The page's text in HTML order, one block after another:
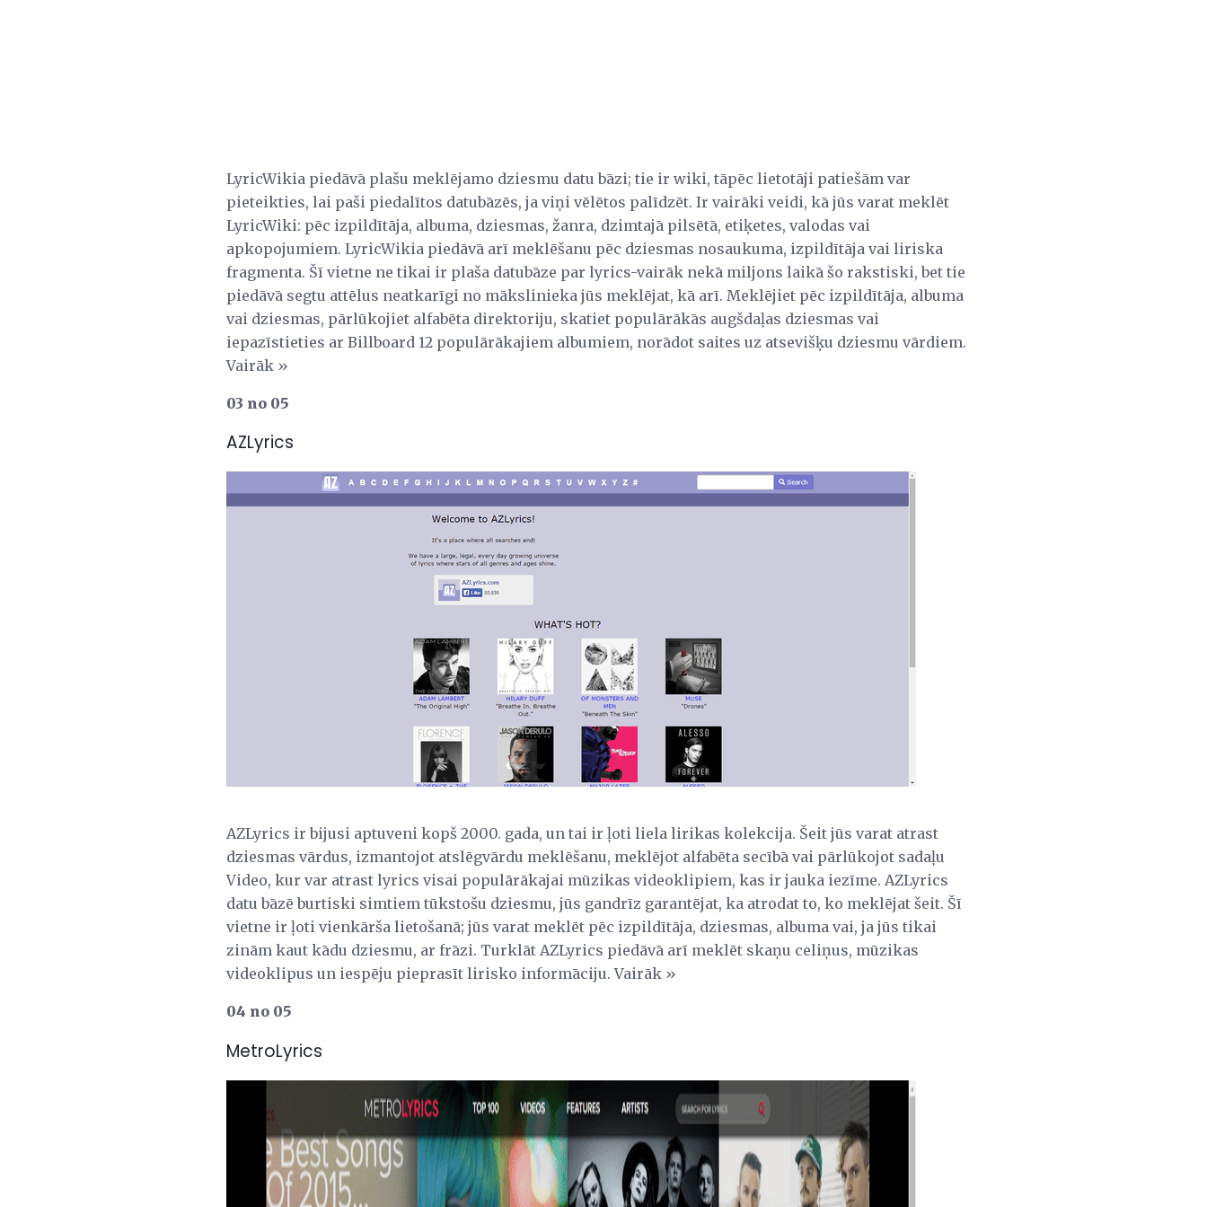
LyricWikia piedāvā plašu meklējamo dziesmu datu bāzi; tie ir wiki, tāpēc lietotāji patiešām var
pieteikties, lai paši piedalītos datubāzēs, ja viņi vēlētos palīdzēt. Ir vairāki veidi, kā jūs varat meklēt
LyricWiki: pēc izpildītāja, albuma, dziesmas, žanra, dzimtajā pilsētā, etiķetes, valodas vai
apkopojumiem. LyricWikia piedāvā arī meklēšanu pēc dziesmas nosaukuma, izpildītāja vai liriska
fragmenta. Šī vietne ne tikai ir plaša datubāze par lyrics-vairāk nekā miljons laikā šo rakstiski, bet tie
piedāvā segtu attēlus neatkarīgi no mākslinieka jūs meklējat, kā arī. Meklējiet pēc izpildītāja, albuma
vai dziesmas, pārlūkojiet alfabēta direktoriju, skatiet populārākās augšdaļas dziesmas vai
iepazīstieties ar Billboard 12 populārākajiem albumiem, norādot saites uz atsevišķu dziesmu vārdiem.
Vairāk »
03 no 05
AZLyrics
AZLyrics ir bijusi aptuveni kopš 2000. gada, un tai ir ļoti liela lirikas kolekcija. Šeit jūs varat atrast
dziesmas vārdus, izmantojot atslēgvārdu meklēšanu, meklējot alfabēta secībā vai pārlūkojot sadaļu
Video, kur var atrast lyrics visai populārākajai mūzikas videoklipiem, kas ir jauka iezīme. AZLyrics
datu bāzē burtiski simtiem tūkstošu dziesmu, jūs gandrīz garantējat, ka atrodat to, ko meklējat šeit. Šī
vietne ir ļoti vienkārša lietošanā; jūs varat meklēt pēc izpildītāja, dziesmas, albuma vai, ja jūs tikai
zinām kaut kādu dziesmu, ar frāzi. Turklāt AZLyrics piedāvā arī meklēt skaņu celiņus, mūzikas
videoklipus un iespēju pieprasīt lirisko informāciju. Vairāk »
04 no 05
MetroLyrics